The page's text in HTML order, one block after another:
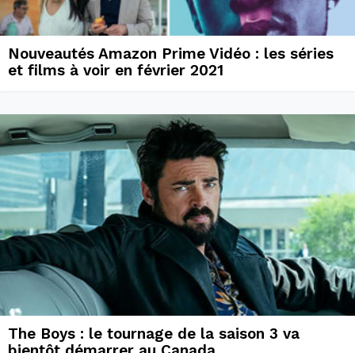
Nouveautés Amazon Prime Vidéo : les séries
et films à voir en février 2021
The Boys : le tournage de la saison 3 va